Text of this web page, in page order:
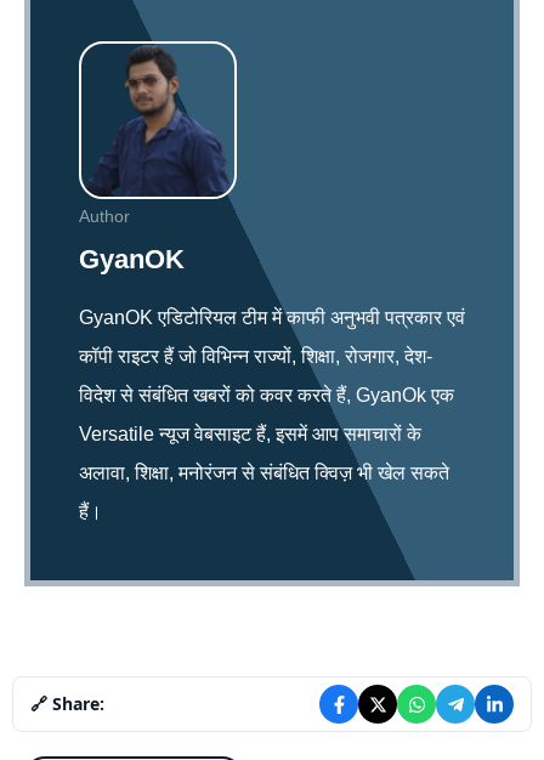
Author
GyanOK
GyanOK एडिटोरियल टीम में काफी अनुभवी पत्रकार एवं
कॉपी राइटर हैं जो विभिन्न राज्यों, शिक्षा, रोजगार, देश-
विदेश से संबंधित खबरों को कवर करते हैं, GyanOk एक
Versatile न्यूज वेबसाइट हैं, इसमें आप समाचारों के
अलावा, शिक्षा, मनोरंजन से संबंधित क्विज़ भी खेल सकते
हैं।
🔗 Share: